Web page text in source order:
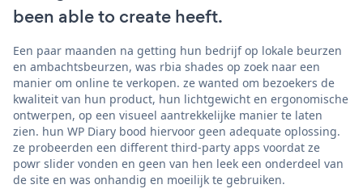
been able to create heeft.
Een paar maanden na getting hun bedrijf op lokale beurzen
en ambachtsbeurzen, was rbia shades op zoek naar een
manier om online te verkopen. ze wanted om bezoekers de
kwaliteit van hun product, hun lichtgewicht en ergonomische
ontwerpen, op een visueel aantrekkelijke manier te laten
zien. hun WP Diary bood hiervoor geen adequate oplossing.
ze probeerden een different third-party apps voordat ze
powr slider vonden en geen van hen leek een onderdeel van
de site en was onhandig en moeilijk te gebruiken.